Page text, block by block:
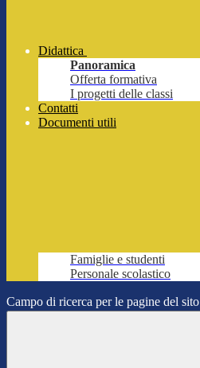
Didattica
Panoramica
Offerta formativa
I progetti delle classi
Contatti
Documenti utili
Famiglie e studenti
Personale scolastico
Campo di ricerca per le pagine del sito